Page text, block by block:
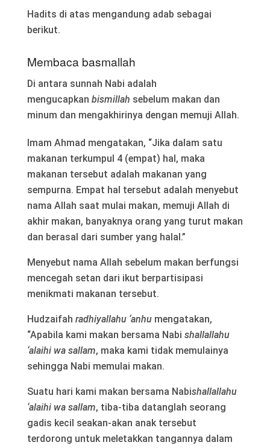
Hadits di atas mengandung adab sebagai
berikut.
Membaca basmallah
Di antara sunnah Nabi adalah
mengucapkan bismillah sebelum makan dan
minum dan mengakhirinya dengan memuji Allah.
Imam Ahmad mengatakan, “Jika dalam satu
makanan terkumpul 4 (empat) hal, maka
makanan tersebut adalah makanan yang
sempurna. Empat hal tersebut adalah menyebut
nama Allah saat mulai makan, memuji Allah di
akhir makan, banyaknya orang yang turut makan
dan berasal dari sumber yang halal.”
Menyebut nama Allah sebelum makan berfungsi
mencegah setan dari ikut berpartisipasi
menikmati makanan tersebut.
Hudzaifah radhiyallahu ‘anhu mengatakan,
“Apabila kami makan bersama Nabi shallallahu
‘alaihi wa sallam, maka kami tidak memulainya
sehingga Nabi memulai makan.
Suatu hari kami makan bersama Nabishallallahu
‘alaihi wa sallam, tiba-tiba datanglah seorang
gadis kecil seakan-akan anak tersebut
terdorong untuk meletakkan tangannya dalam